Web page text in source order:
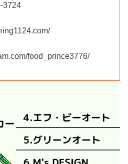
3724
food_prince3776/